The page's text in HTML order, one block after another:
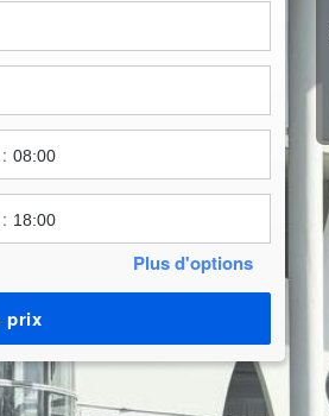
Plus d'options
prix